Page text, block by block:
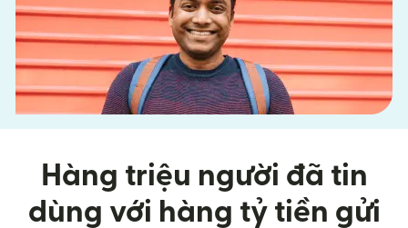
Hàng triệu người đã tin
dùng với hàng tỷ tiền gửi